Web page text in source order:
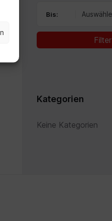
Bis:
Filter
Kategorien
Keine Kategorien